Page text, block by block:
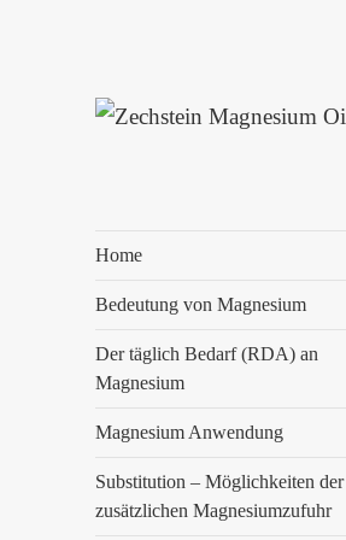
Home
Bedeutung von Magnesium
Der täglich Bedarf (RDA) an
Magnesium
Magnesium Anwendung
Substitution – Möglichkeiten der
zusätzlichen Magnesiumzufuhr